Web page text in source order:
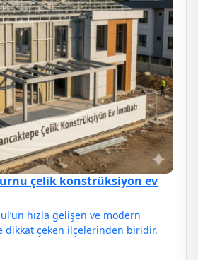
çelik konstrüksiyon ev
hızla gelişen ve modern
dikkat çeken ilçelerinden biridir.